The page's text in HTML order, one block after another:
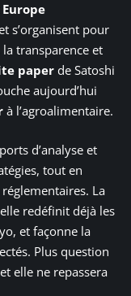
Europe
s’organisent pour
transparence et
paperde Satoshi
aujourd’hui
à l’agroalimentaire.
d’analyse et
tout en
La
redéfinit déjà les
et façonne la
Plus question
elle ne repassera